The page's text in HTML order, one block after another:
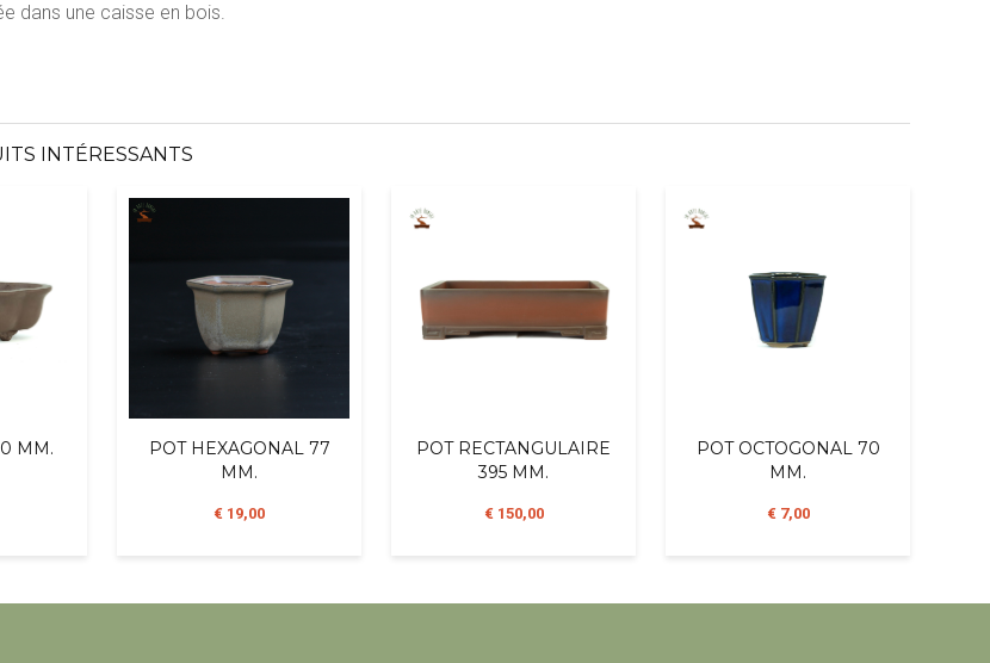
dans une caisse en bois.
INTÉRESSANTS
MM.
POT HEXAGONAL 77
MM.
€ 19,00
POT RECTANGULAIRE
395 MM.
€ 150,00
POT OCTOGONAL 70
MM.
€ 7,00